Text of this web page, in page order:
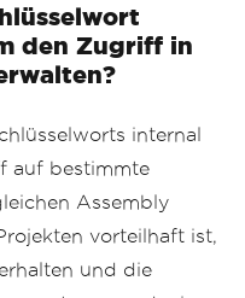
den Zugriff in
internal
auf bestimmte
Assembly
vorteilhaft ist,
und die